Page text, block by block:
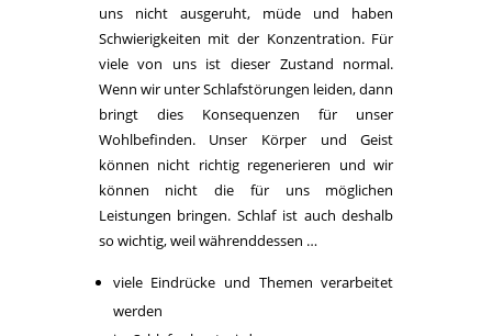
uns nicht ausgeruht, müde und haben
Schwierigkeiten mit der Konzentration. Für
viele von uns ist dieser Zustand normal.
Wenn wir unter Schlafstörungen leiden, dann
bringt dies Konsequenzen für unser
Wohlbefinden. Unser Körper und Geist
können nicht richtig regenerieren und wir
können nicht die für uns möglichen
Leistungen bringen. Schlaf ist auch deshalb
so wichtig, weil währenddessen …
viele Eindrücke und Themen verarbeitet
werden